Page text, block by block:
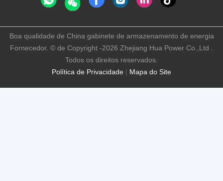
Política de Privacidade | Mapa do Site
Boa qualidade de China gabinete de armazenamento de energia
Fornecedor. © de Copyright -2026 Zhejiang Hua Power Co.,Ltd .
Todos os direitos reservados.